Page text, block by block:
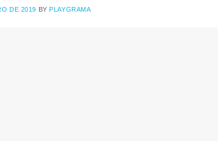
DE 2019 BYPLAYGRAMA